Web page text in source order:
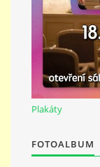
Plakáty
FOTOALBUM